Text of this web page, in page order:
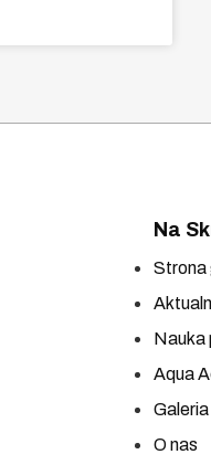
Na
Strona
Nauka
Aqua
Galeria
O nas